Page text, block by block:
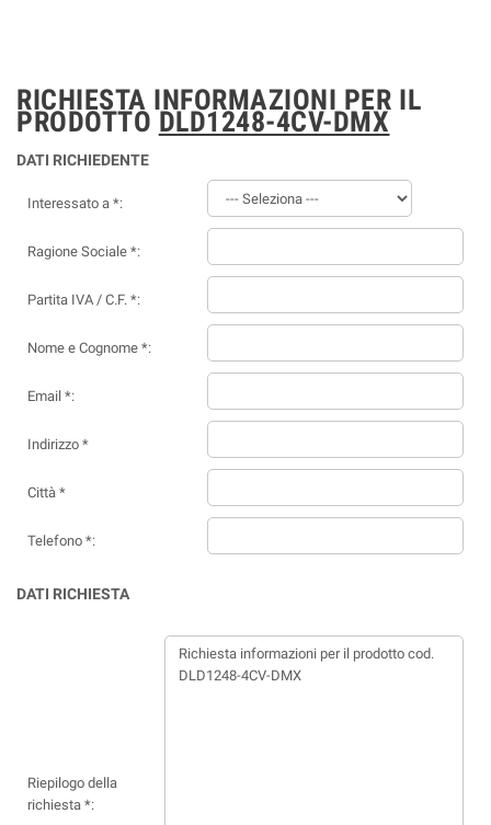
RICHIESTA INFORMAZIONI PER IL
PRODOTTO DLD1248-4CV-DMX
DATI RICHIEDENTE
Interessato a *:
Ragione Sociale *:
Partita IVA / C.F. *:
Nome e Cognome *:
Email *:
Indirizzo *
Città *
Telefono *:
DATI RICHIESTA
Riepilogo della
richiesta *: